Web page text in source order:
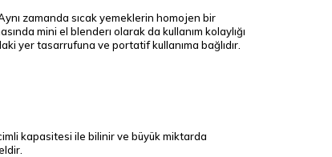
zamanda sıcak yemeklerin homojen bir
mini el blenderı olarak da kullanım kolaylığı
yer tasarrufuna ve portatif kullanıma bağlıdır.
kapasitesi ile bilinir ve büyük miktarda